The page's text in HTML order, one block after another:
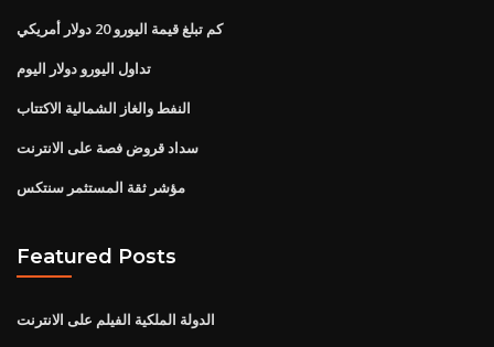
كم تبلغ قيمة اليورو 20 دولار أمريكي
تداول اليورو دولار اليوم
النفط والغاز الشمالية الاكتتاب
سداد قروض فصة على الانترنت
مؤشر ثقة المستثمر سنتكس
Featured Posts
الدولة الملكية الفيلم على الانترنت